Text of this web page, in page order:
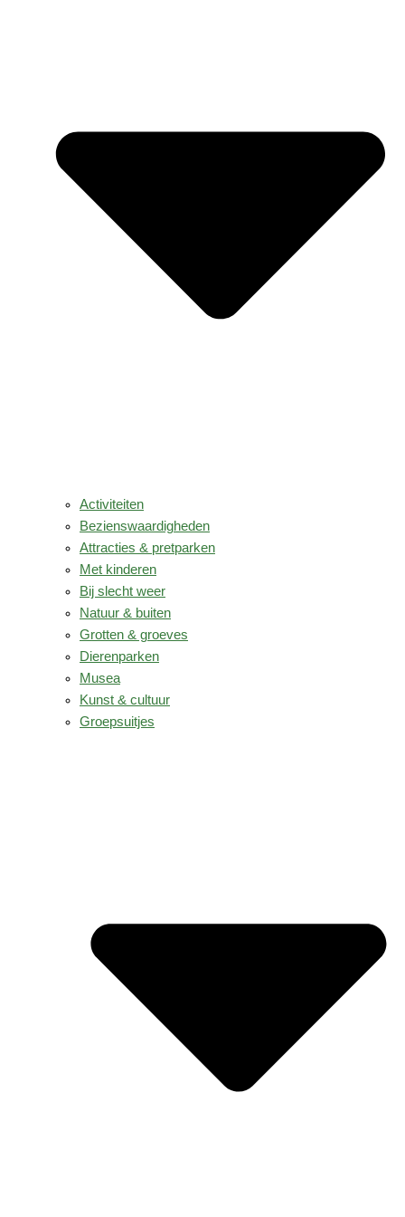
Activiteiten
Bezienswaardigheden
Attracties & pretparken
Met kinderen
Bij slecht weer
Natuur & buiten
Grotten & groeves
Dierenparken
Musea
Kunst & cultuur
Groepsuitjes